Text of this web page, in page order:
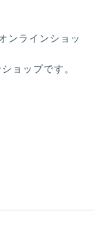
ンラインショッ
ョップです。